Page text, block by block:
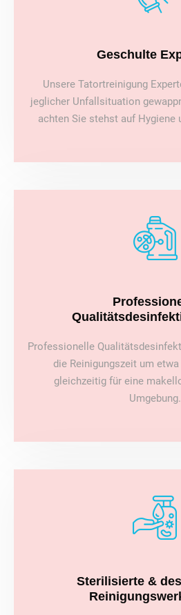
Geschulte
Unsere Tatortreinigung
jeglicher Unfallsituation
achten Sie stehst auf Hygiene
Professionelle
die Reinigungszeit um
gleichzeitig für eine
Umgebung.
Sterilisierte &